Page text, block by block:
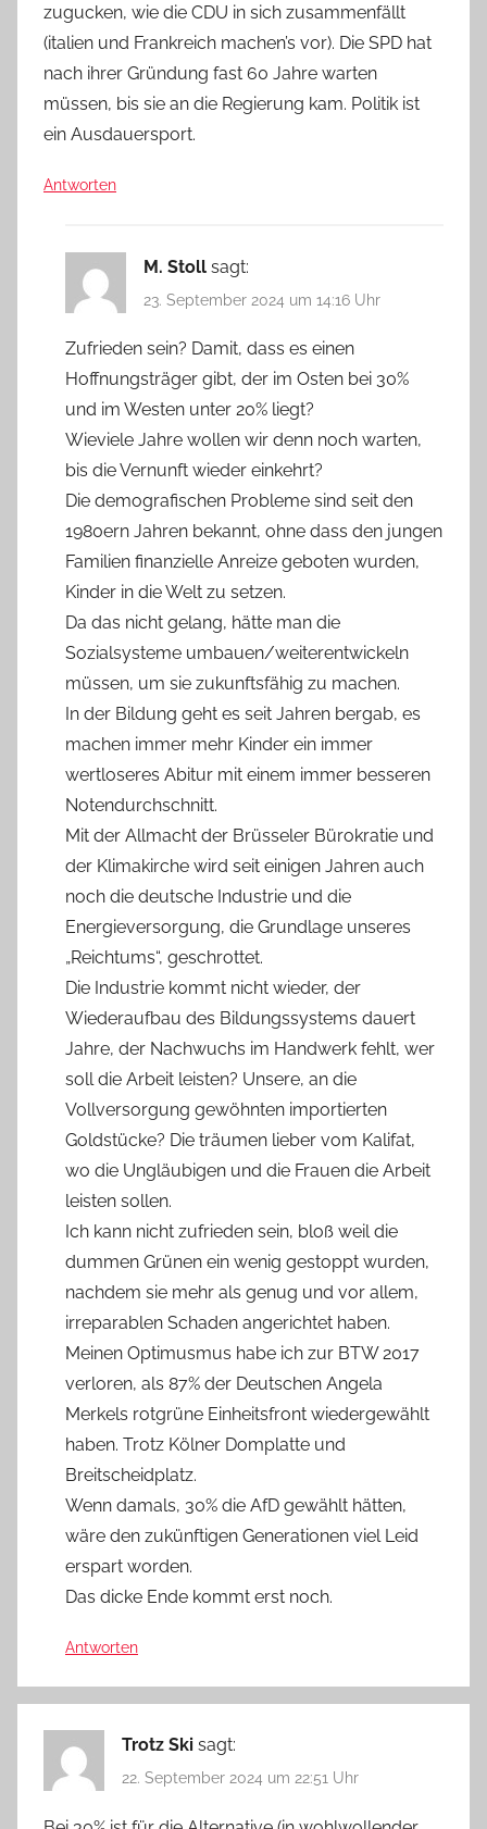
zugucken, wie die CDU in sich zusammenfällt
(italien und Frankreich machen’s vor). Die SPD hat
nach ihrer Gründung fast 60 Jahre warten
müssen, bis sie an die Regierung kam. Politik ist
ein Ausdauersport.
Antworten
M. Stoll sagt:
23. September 2024 um 14:16 Uhr
Zufrieden sein? Damit, dass es einen
Hoffnungsträger gibt, der im Osten bei 30%
und im Westen unter 20% liegt?
Wieviele Jahre wollen wir denn noch warten,
bis die Vernunft wieder einkehrt?
Die demografischen Probleme sind seit den
1980ern Jahren bekannt, ohne dass den jungen
Familien finanzielle Anreize geboten wurden,
Kinder in die Welt zu setzen.
Da das nicht gelang, hätte man die
Sozialsysteme umbauen/weiterentwickeln
müssen, um sie zukunftsfähig zu machen.
In der Bildung geht es seit Jahren bergab, es
machen immer mehr Kinder ein immer
wertloseres Abitur mit einem immer besseren
Notendurchschnitt.
Mit der Allmacht der Brüsseler Bürokratie und
der Klimakirche wird seit einigen Jahren auch
noch die deutsche Industrie und die
Energieversorgung, die Grundlage unseres
„Reichtums“, geschrottet.
Die Industrie kommt nicht wieder, der
Wiederaufbau des Bildungssystems dauert
Jahre, der Nachwuchs im Handwerk fehlt, wer
soll die Arbeit leisten? Unsere, an die
Vollversorgung gewöhnten importierten
Goldstücke? Die träumen lieber vom Kalifat,
wo die Ungläubigen und die Frauen die Arbeit
leisten sollen.
Ich kann nicht zufrieden sein, bloß weil die
dummen Grünen ein wenig gestoppt wurden,
nachdem sie mehr als genug und vor allem,
irreparablen Schaden angerichtet haben.
Meinen Optimusmus habe ich zur BTW 2017
verloren, als 87% der Deutschen Angela
Merkels rotgrüne Einheitsfront wiedergewählt
haben. Trotz Kölner Domplatte und
Breitscheidplatz.
Wenn damals, 30% die AfD gewählt hätten,
wäre den zukünftigen Generationen viel Leid
erspart worden.
Das dicke Ende kommt erst noch.
Antworten
Trotz Ski sagt:
22. September 2024 um 22:51 Uhr